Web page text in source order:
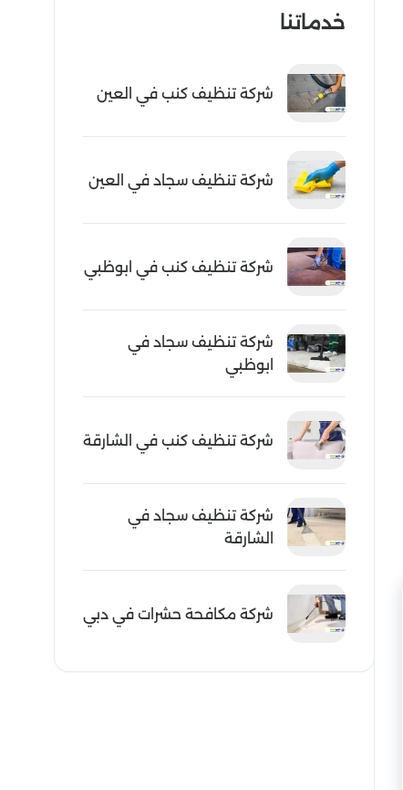
خدماتنا
شركة تنظيف كنب في العين
شركة تنظيف سجاد في العين
شركة تنظيف كنب في ابوظبي
شركة تنظيف سجاد في
ابوظبي
شركة تنظيف كنب في الشارقة
شركة تنظيف سجاد في
الشارقة
شركة مكافحة حشرات في دبي